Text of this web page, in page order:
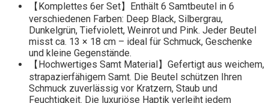
【Komplettes 6er Set】Enthält 6 Samtbeutel in 6
verschiedenen Farben: Deep Black, Silbergrau,
Dunkelgrün, Tiefviolett, Weinrot und Pink. Jeder Beutel
misst ca. 13 × 18 cm – ideal für Schmuck, Geschenke
und kleine Gegenstände.
【Hochwertiges Samt Material】Gefertigt aus weichem,
strapazierfähigem Samt. Die Beutel schützen Ihren
Schmuck zuverlässig vor Kratzern, Staub und
Feuchtigkeit. Die luxuriöse Haptik verleiht jedem